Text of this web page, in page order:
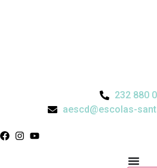
232 880
aescd@escolas-